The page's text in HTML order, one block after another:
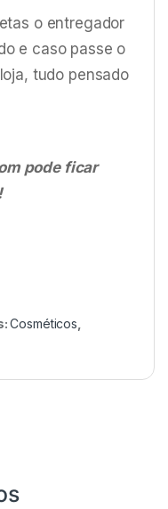
o entregador
e caso passe o
tudo pensado
pode ficar
Cosméticos